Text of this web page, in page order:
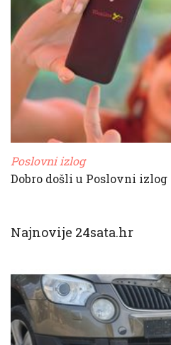
Poslovni izlog
Dobro došli u Poslovni
Najnovije 24sata.hr